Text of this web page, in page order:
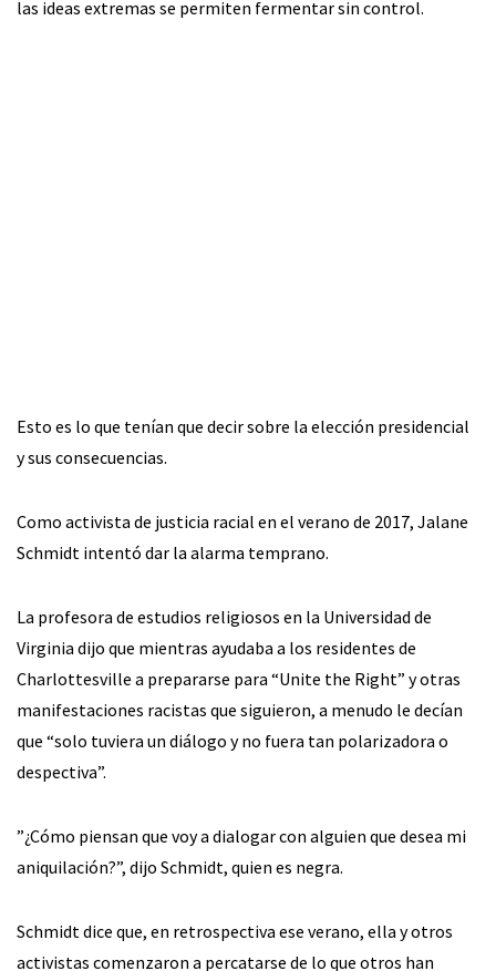
las ideas extremas se permiten fermentar sin control.
Esto es lo que tenían que decir sobre la elección presidencial
y sus consecuencias.
Como activista de justicia racial en el verano de 2017, Jalane
Schmidt intentó dar la alarma temprano.
La profesora de estudios religiosos en la Universidad de
Virginia dijo que mientras ayudaba a los residentes de
Charlottesville a prepararse para “Unite the Right” y otras
manifestaciones racistas que siguieron, a menudo le decían
que “solo tuviera un diálogo y no fuera tan polarizadora o
despectiva”.
”¿Cómo piensan que voy a dialogar con alguien que desea mi
aniquilación?”, dijo Schmidt, quien es negra.
Schmidt dice que, en retrospectiva ese verano, ella y otros
activistas comenzaron a percatarse de lo que otros han